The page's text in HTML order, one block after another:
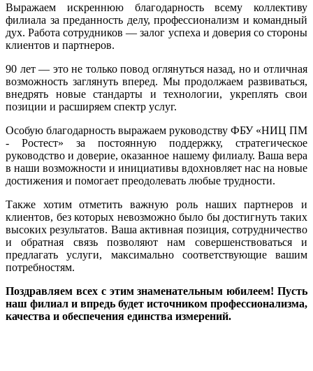
Выражаем искреннюю благодарность всему коллективу
филиала за преданность делу, профессионализм и командный
дух. Работа сотрудников — залог успеха и доверия со стороны
клиентов и партнеров.
90 лет — это не только повод оглянуться назад, но и отличная
возможность заглянуть вперед. Мы продолжаем развиваться,
внедрять новые стандарты и технологии, укреплять свои
позиции и расширяем спектр услуг.
Особую благодарность выражаем руководству ФБУ «НИЦ ПМ
- Ростест» за постоянную поддержку, стратегическое
руководство и доверие, оказанное нашему филиалу. Ваша вера
в наши возможности и инициативы вдохновляет нас на новые
достижения и помогает преодолевать любые трудности.
Также хотим отметить важную роль наших партнеров и
клиентов, без которых невозможно было бы достигнуть таких
высоких результатов. Ваша активная позиция, сотрудничество
и обратная связь позволяют нам совершенствоваться и
предлагать услуги, максимально соответствующие вашим
потребностям.
Поздравляем всех с этим знаменательным юбилеем! Пусть
наш филиал и впредь будет источником профессионализма,
качества и обеспечения единства измерений.